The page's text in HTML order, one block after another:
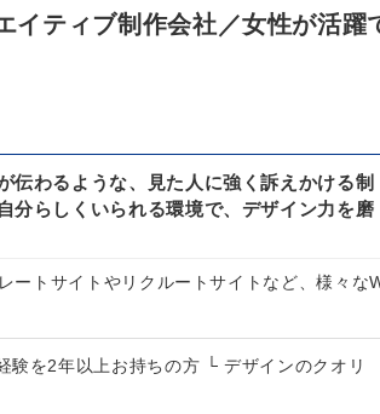
イティブ制作会社／女性が活躍
伝わるような、見た人に強く訴えかける制
分らしくいられる環境で、デザイン力を磨
ートサイトやリクルートサイトなど、様々な
験を2年以上お持ちの方 └ デザインのクオリ